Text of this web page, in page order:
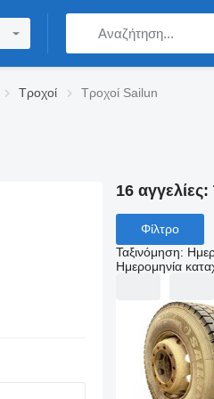
Τροχοί Τροχοί Sailun
16 αγγελίες:
Φίλτρο
Ταξινόμηση:
Ημερομηνία